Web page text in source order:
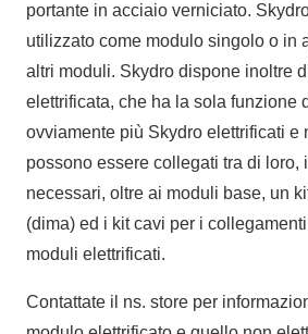
portante in acciaio verniciato.
utilizzato come modulo singolo o in
altri moduli. Skydro dispone inoltre
elettrificata, che ha la sola funzione
ovviamente più Skydro elettrificati e
possono essere collegati tra di loro,
necessari, oltre ai moduli base, un
(dima) ed i kit cavi per i
moduli elettrificati.
Contattate il ns. store per